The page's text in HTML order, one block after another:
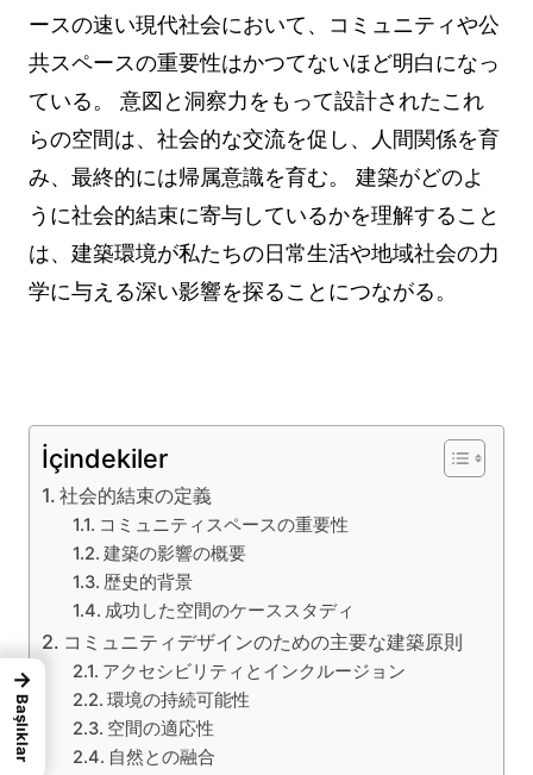
ースの速い現代社会において、コミュニティや公
共スペースの重要性はかつてないほど明白になっ
ている。 意図と洞察力をもって設計されたこれ
らの空間は、社会的な交流を促し、人間関係を育
み、最終的には帰属意識を育む。 建築がどのよ
うに社会的結束に寄与しているかを理解すること
は、建築環境が私たちの日常生活や地域社会の力
学に与える深い影響を探ることにつながる。
İçindekiler
社会的結束の定義
コミュニティスペースの重要性
建築の影響の概要
歴史的背景
成功した空間のケーススタディ
コミュニティデザインのための主要な建築原則
アクセシビリティとインクルージョン
環境の持続可能性
空間の適応性
自然との融合
→
Başlıklar